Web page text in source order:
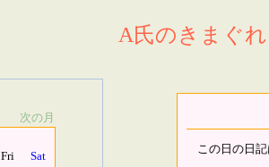
A氏のきまぐ
次の月
Fri
Sat
この日の日